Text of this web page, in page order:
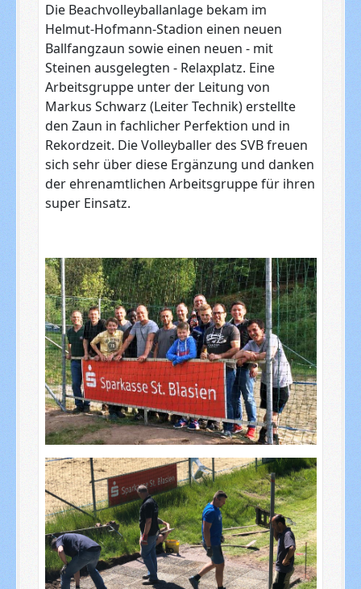
Die Beachvolleyballanlage bekam im
Helmut-Hofmann-Stadion einen neuen
Ballfangzaun sowie einen neuen - mit
Steinen ausgelegten - Relaxplatz. Eine
Arbeitsgruppe unter der Leitung von
Markus Schwarz (Leiter Technik) erstellte
den Zaun in fachlicher Perfektion und in
Rekordzeit. Die Volleyballer des SVB freuen
sich sehr über diese Ergänzung und danken
der ehrenamtlichen Arbeitsgruppe für ihren
super Einsatz.